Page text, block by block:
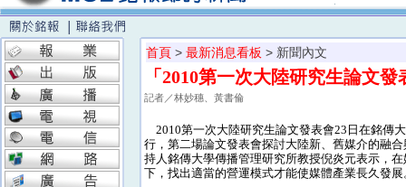
首頁 > 最新消息看板 > 新聞內文
「2010第一次大陸研究生論文
記者／林妙穗、黃書倫
2010第一次大陸研究生論文發表會23日在銘傳
行，第二場論文發表會探討大陸新、舊媒介的融
持人銘傳大學傳播管理研究所教授倪炎元表示，
下，找出適當的營運模式才能使媒體產業長久發展